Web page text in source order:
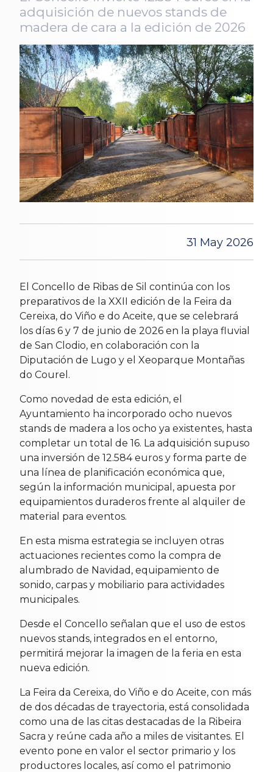
adquisición de nuevos stands de
madera de cara a la edición de 2026
31 May 2026
El Concello de Ribas de Sil continúa con los
preparativos de la XXII edición de la Feira da
Cereixa, do Viño e do Aceite, que se celebrará
los días 6 y 7 de junio de 2026 en la playa fluvial
de San Clodio, en colaboración con la
Diputación de Lugo y el Xeoparque Montañas
do Courel.
Como novedad de esta edición, el
Ayuntamiento ha incorporado ocho nuevos
stands de madera a los ocho ya existentes, hasta
completar un total de 16. La adquisición supuso
una inversión de 12.584 euros y forma parte de
una línea de planificación económica que,
según la información municipal, apuesta por
equipamientos duraderos frente al alquiler de
material para eventos.
En esta misma estrategia se incluyen otras
actuaciones recientes como la compra de
alumbrado de Navidad, equipamiento de
sonido, carpas y mobiliario para actividades
municipales.
Desde el Concello señalan que el uso de estos
nuevos stands, integrados en el entorno,
permitirá mejorar la imagen de la feria en esta
nueva edición.
La Feira da Cereixa, do Viño e do Aceite, con más
de dos décadas de trayectoria, está consolidada
como una de las citas destacadas de la Ribeira
Sacra y reúne cada año a miles de visitantes. El
evento pone en valor el sector primario y los
productores locales, así como el patrimonio